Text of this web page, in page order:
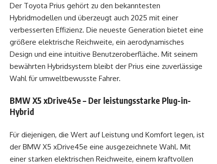
Der Toyota Prius gehört zu den bekanntesten
Hybridmodellen und überzeugt auch 2025 mit einer
verbesserten Effizienz. Die neueste Generation bietet eine
größere elektrische Reichweite, ein aerodynamisches
Design und eine intuitive Benutzeroberfläche. Mit seinem
bewährten Hybridsystem bleibt der Prius eine zuverlässige
Wahl für umweltbewusste Fahrer.
BMW X5 xDrive45e – Der leistungsstarke Plug-in-
Hybrid
Für diejenigen, die Wert auf Leistung und Komfort legen, ist
der BMW X5 xDrive45e eine ausgezeichnete Wahl. Mit
einer starken elektrischen Reichweite, einem kraftvollen